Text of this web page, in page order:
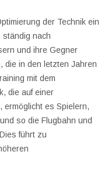
der Technik ein
ständig nach
und ihre Gegner
die in den letzten Jahren
mit dem
die auf einer
ermöglicht es Spielern,
so die Flugbahn und
führt zu